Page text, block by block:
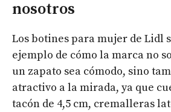
nosotros
Los botines para mujer de Lidl
ejemplo de cómo la marca no
un zapato sea cómodo, sino
atractivo a la mirada, ya que
tacón de 4,5 cm, cremalleras